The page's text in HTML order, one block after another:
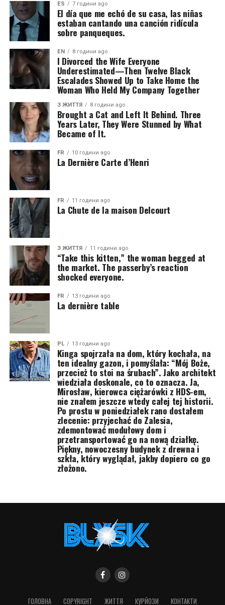
ES 7 години ago
El día que me echó de su casa, las niñas
estaban cantando una canción ridícula
sobre panqueques.
EN 8 години ago
I Divorced the Wife Everyone
Underestimated—Then Twelve Black
Escalades Showed Up to Take Home the
Woman Who Held My Company Together
З ЖИТТЯ 8 години ago
Brought a Cat and Left It Behind. Three
Years Later, They Were Stunned by What
Became of It.
FR 10 години ago
La Dernière Carte d’Henri
FR 11 години ago
La Chute de la maison Delcourt
З ЖИТТЯ 11 години ago
“Take this kitten,” the woman begged at
the market. The passerby’s reaction
shocked everyone.
FR 13 години ago
La dernière table
PL 13 години ago
Kinga spojrzała na dom, który kochała, na
ten idealny gazon, i pomyślała: “Mój Boże,
przecież to stoi na śrubach”. Jako architekt
wiedziała doskonale, co to oznacza. Ja,
Mirosław, kierowca ciężarówki z HDS-em,
nie znałem jeszcze wtedy całej tej historii.
Po prostu w poniedziałek rano dostałem
zlecenie: przyjechać do Zalesia,
zdemontować modułowy dom i
przetransportować go na nową działkę.
Piękny, nowoczesny budynek z drewna i
szkła, który wyglądał, jakby dopiero co go
złożono.
ГОЛОВНА COPYRIGHT ЖИТТЯ КУРЙОЗИ КОНТАКТИ